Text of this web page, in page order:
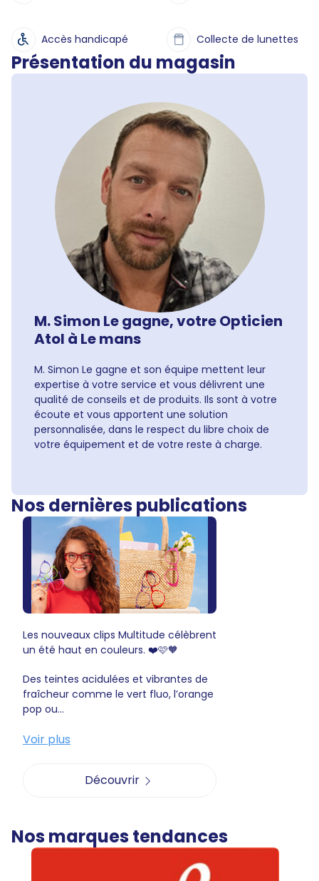
Accès handicapé Collecte de lunettes
Présentation du magasin
M. Simon Le gagne, votre Opticien
Atol à Le mans
M. Simon Le gagne et son équipe mettent leur
expertise à votre service et vous délivrent une
qualité de conseils et de produits. Ils sont à votre
écoute et vous apportent une solution
personnalisée, dans le respect du libre choix de
votre équipement et de votre reste à charge.
Nos dernières publications
Les nouveaux clips Multitude célèbrent
un été haut en couleurs. ❤️🩷🧡
Des teintes acidulées et vibrantes de
fraîcheur comme le vert fluo, l’orange
pop ou...
Voir plus
Découvrir
Nos marques tendances